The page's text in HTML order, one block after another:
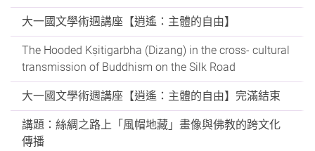
大一國文學術週講座【逍遙：主體的自由】
The Hooded Kṣitigarbha (Dizang) in the cross- cultural
transmission of Buddhism on the Silk Road
大一國文學術週講座【逍遙：主體的自由】完滿結束
講題：絲綢之路上「風帽地藏」畫像與佛教的跨文化
傳播